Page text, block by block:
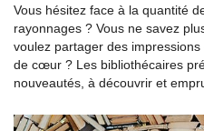
Vous hésitez face à la quantité
rayonnages ? Vous ne savez
voulez partager des
de cœur ? Les bibliothécaires
nouveautés, à découvrir et